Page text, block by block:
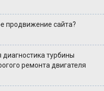
продвижение сайта?
турбины
ремонта двигателя